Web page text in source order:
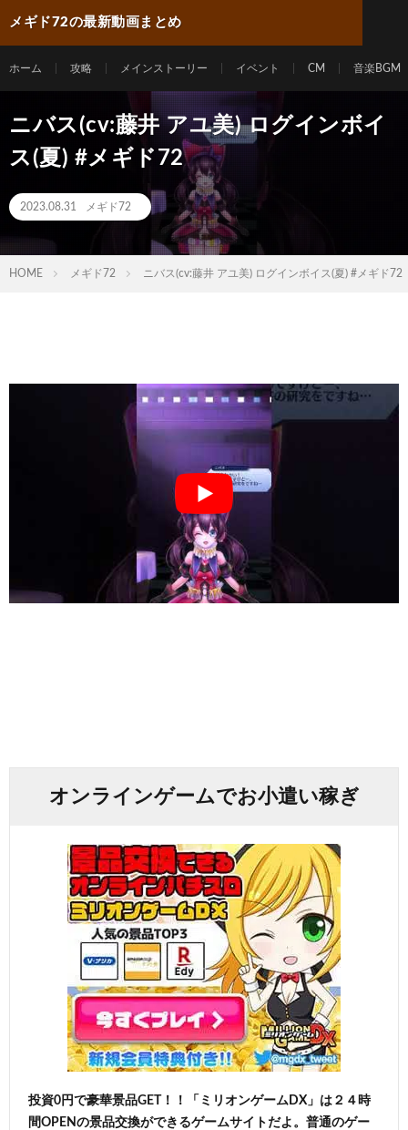
メギド72の最新動画まとめ
ホーム 攻略 メインストーリー イベント CM 音楽BGM
ニバス(cv:藤井 アユ美) ログインボイ
ス(夏) #メギド72
2023.08.31 メギド72
HOME メギド72 ニバス(cv:藤井 アユ美) ログインボイス(夏) #メギド72
オンラインゲームでお小遣い稼ぎ
投資0円で豪華景品GET！！「ミリオンゲームDX」は２４時
間OPENの景品交換ができるゲームサイトだよ。普通のゲー